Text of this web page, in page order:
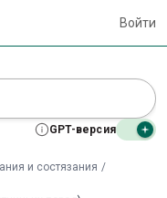
Войти
GPT-версия
и состязания /